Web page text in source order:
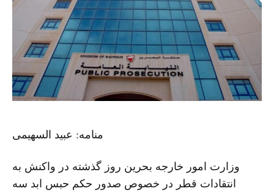
منامه: عبید السهیمی
وزارت امور خارجه بحرین روز گذشته در واکنش به
انتقادات قطر در خصوص صدور حکم حبس ابد سه